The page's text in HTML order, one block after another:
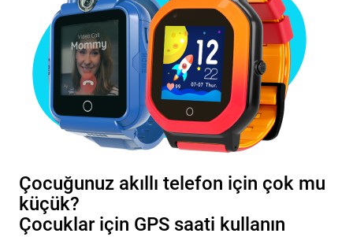
Çocuğunuz akıllı telefon için çok mu
küçük?
Çocuklar için GPS saati kullanın